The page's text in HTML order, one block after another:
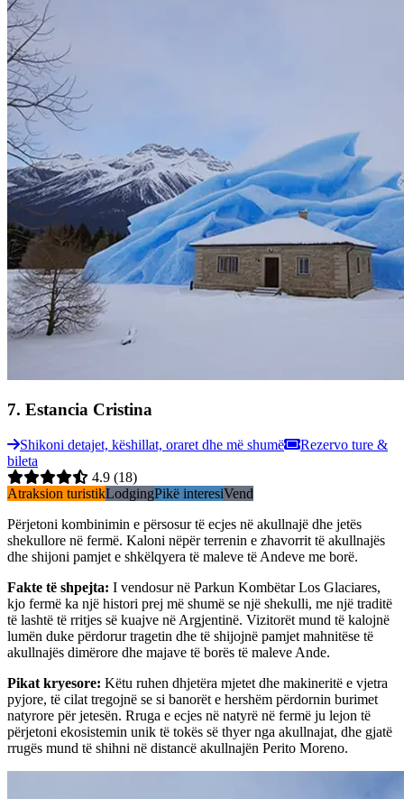
7. Estancia Cristina
Shikoni detajet, këshillat, oraret dhe më shumë
Rezervo ture &
bileta
4.9 (18)
Atraksion turistikLodgingPikë interesiVend
Përjetoni kombinimin e përsosur të ecjes në akullnajë dhe jetës
shekullore në fermë. Kaloni nëpër terrenin e zhavorrit të akullnajës
dhe shijoni pamjet e shkëlqyera të maleve të Andeve me borë.
Fakte të shpejta: I vendosur në Parkun Kombëtar Los Glaciares,
kjo fermë ka një histori prej më shumë se një shekulli, me një traditë
të lashtë të rritjes së kuajve në Argjentinë. Vizitorët mund të kalojnë
lumën duke përdorur tragetin dhe të shijojnë pamjet mahnitëse të
akullnajës dimërore dhe majave të borës të maleve Ande.
Pikat kryesore: Këtu ruhen dhjetëra mjetet dhe makineritë e vjetra
pyjore, të cilat tregojnë se si banorët e hershëm përdornin burimet
natyrore për jetesën. Rruga e ecjes në natyrë në fermë ju lejon të
përjetoni ekosistemin unik të tokës së thyer nga akullnajat, dhe gjatë
rrugës mund të shihni në distancë akullnajën Perito Moreno.